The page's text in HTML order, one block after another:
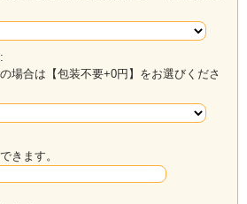
によし、昆布締めに良しの万
などにも使えます。
、品質には自信ありです。一
い。
場合は【包装不要+0円】をお選びくださ
きます。